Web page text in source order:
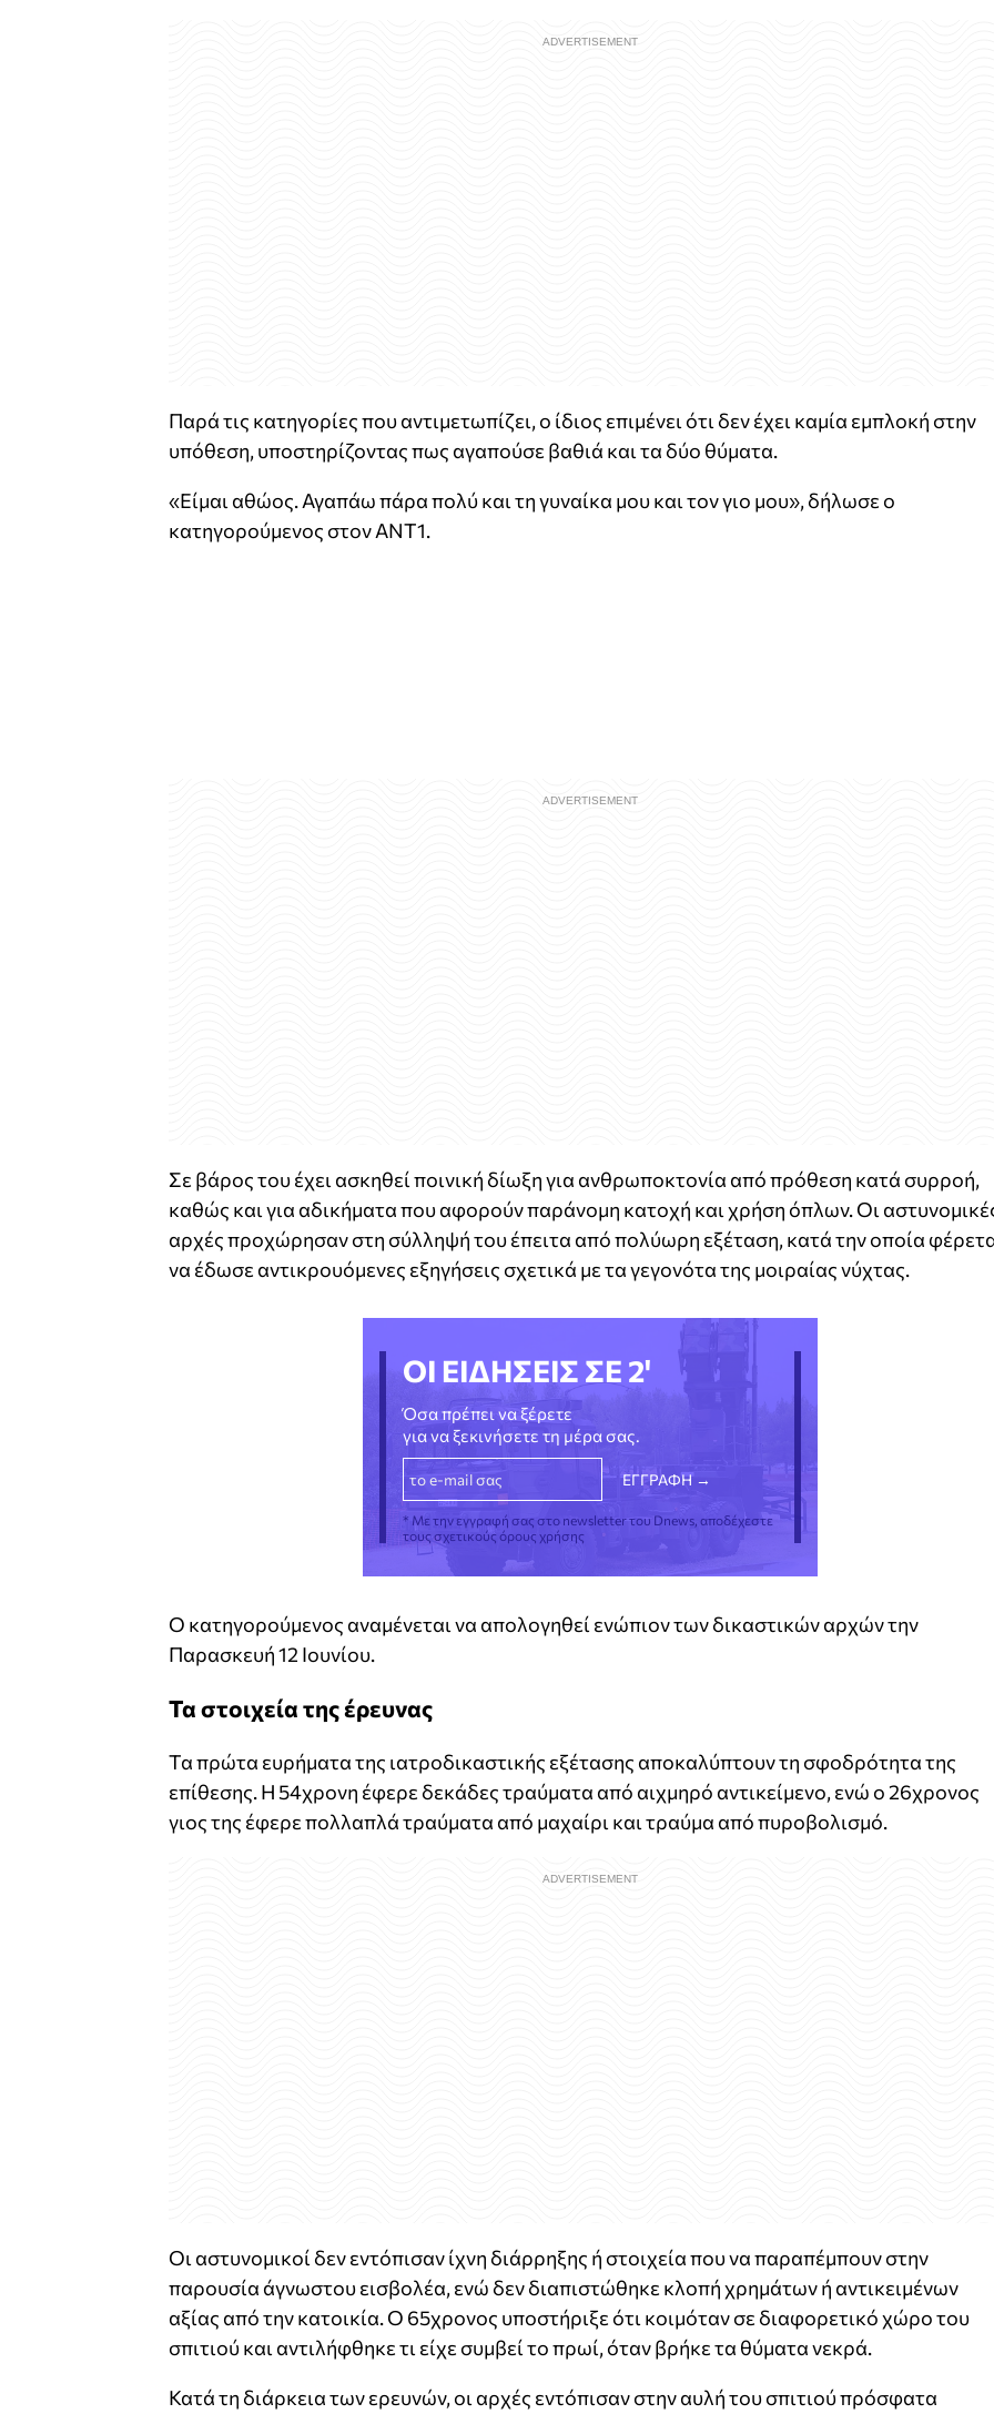
Παρά τις κατηγορίες που αντιμετωπίζει, ο ίδιος επιμένει ότι δεν έχει καμία εμπλοκή στην
υπόθεση, υποστηρίζοντας πως αγαπούσε βαθιά και τα δύο θύματα.
«Είμαι αθώος. Αγαπάω πάρα πολύ και τη γυναίκα μου και τον γιο μου», δήλωσε ο
κατηγορούμενος στον ANT1.
Σε βάρος του έχει ασκηθεί ποινική δίωξη για ανθρωποκτονία από πρόθεση κατά συρροή,
καθώς και για αδικήματα που αφορούν παράνομη κατοχή και χρήση όπλων. Οι
αρχές προχώρησαν στη σύλληψή του έπειτα από πολύωρη εξέταση, κατά την οποία
να έδωσε αντικρουόμενες εξηγήσεις σχετικά με τα γεγονότα της μοιραίας νύχτας.
ΟΙ ΕΙΔΗΣΕΙΣ ΣΕ 2'
Όσα πρέπει να ξέρετε
για να ξεκινήσετε τη μέρα σας.
* Με την εγγραφή σας στο newsletter του Dnews, αποδέχεστε
τους σχετικούς όρους χρήσης
Ο κατηγορούμενος αναμένεται να απολογηθεί ενώπιον των δικαστικών αρχών την
Παρασκευή 12 Ιουνίου.
Τα στοιχεία της έρευνας
Τα πρώτα ευρήματα της ιατροδικαστικής εξέτασης αποκαλύπτουν τη σφοδρότητα της
επίθεσης. Η 54χρονη έφερε δεκάδες τραύματα από αιχμηρό αντικείμενο, ενώ ο 26χρονος
γιος της έφερε πολλαπλά τραύματα από μαχαίρι και τραύμα από πυροβολισμό.
Οι αστυνομικοί δεν εντόπισαν ίχνη διάρρηξης ή στοιχεία που να παραπέμπουν στην
παρουσία άγνωστου εισβολέα, ενώ δεν διαπιστώθηκε κλοπή χρημάτων ή αντικειμένων
αξίας από την κατοικία. Ο 65χρονος υποστήριξε ότι κοιμόταν σε διαφορετικό χώρο του
σπιτιού και αντιλήφθηκε τι είχε συμβεί το πρωί, όταν βρήκε τα θύματα νεκρά.
Κατά τη διάρκεια των ερευνών, οι αρχές εντόπισαν στην αυλή του σπιτιού πρόσφατα